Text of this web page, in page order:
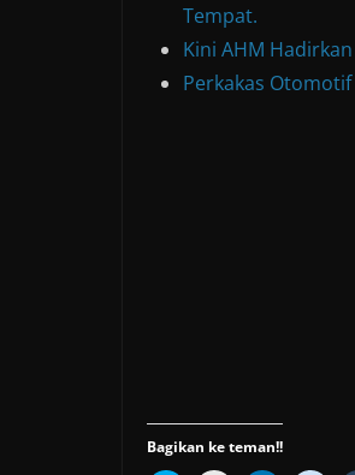
Tempat.
Kini AHM Hadirkan
Perkakas
Bagikan ke teman!!